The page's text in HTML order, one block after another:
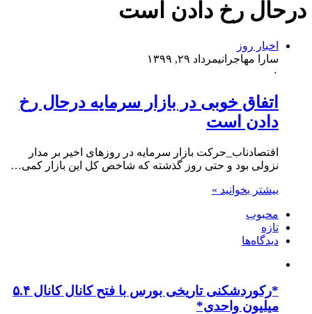
درحال رخ دادن است
اخبار روز
سارا مهاجرانیمرداد ۲۹, ۱۳۹۹
۰
اتفاق خوبی در بازار سرمایه درحال رخ
دادن است
اقتصادناب_حرکت بازار سرمایه در روزهای اخیر بر مدار
نزولی بود و حتی روز گذشته که شاخص کل این بازار کمی…
بیشتر بخوانید »
محبوب
تازه
دیدگاه‌ها
*رکوردشکنی تاریخی بورس با فتح کانال کانال ۵.۴
میلیون واحدی*